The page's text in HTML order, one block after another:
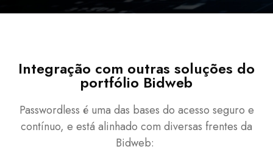
Integração com outras soluções do
portfólio Bidweb
Passwordless é uma das bases do acesso seguro e
contínuo, e está alinhado com diversas frentes da
Bidweb: